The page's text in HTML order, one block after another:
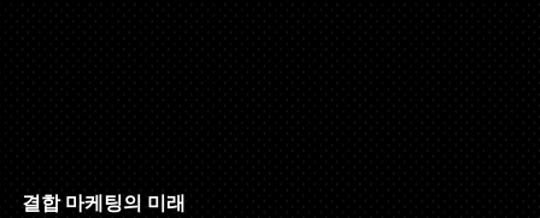
결합 마케팅의 미래